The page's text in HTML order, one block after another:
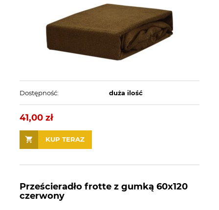
Dostępność: duża ilość
41,00 zł
KUP TERAZ
Prześcieradło frotte z gumką 60x120
czerwony